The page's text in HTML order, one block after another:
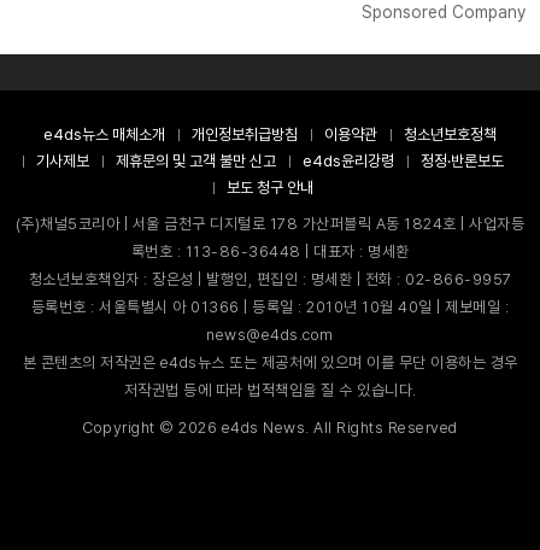
Sponsored Company
e4ds뉴스 매체소개 개인정보취급방침 이용약관
청소년보호정책
기사제보
제휴문의 및 고객 불만 신고 e4ds윤리강령
정정·반론보도
보도 청구 안내
(주)채널5코리아 | 서울 금천구 디지털로 178 가산퍼블릭 A동 1824호 | 사업자등
록번호 : 113-86-36448 | 대표자 : 명세환
청소년보호책임자 : 장은성 | 발행인, 편집인 : 명세환 | 전화 : 02-866-9957
등록번호 : 서울특별시 아 01366 | 등록일 : 2010년 10월 40일 | 제보메일 :
news@e4ds.com
본 콘텐츠의 저작권은 e4ds뉴스 또는 제공처에 있으며 이를 무단 이용하는 경우
저작권법 등에 따라 법적책임을 질 수 있습니다.
Copyright ©2026 e4ds News. All Rights Reserved